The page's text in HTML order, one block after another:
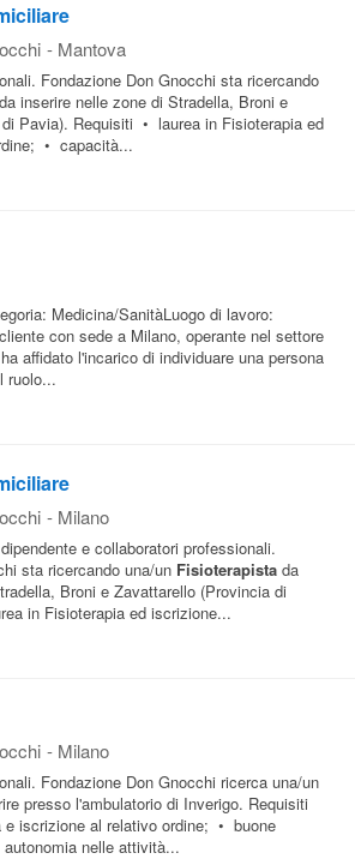
- Mantova
Fondazione Don Gnocchi sta ricercando
da inserire nelle zone di Stradella, Broni e
Pavia). Requisiti • laurea in Fisioterapia ed
• capacità...
Medicina/SanitàLuogo di lavoro:
con sede a Milano, operante nel settore
affidato l'incarico di individuare una persona
ruolo...
- Milano
e collaboratori professionali.
sta ricercando una/un Fisioterapista da
Broni e Zavattarello (Provincia di
in Fisioterapia ed iscrizione...
- Milano
Fondazione Don Gnocchi ricerca una/un
presso l'ambulatorio di Inverigo. Requisiti
e iscrizione al relativo ordine; • buone
nelle attività...